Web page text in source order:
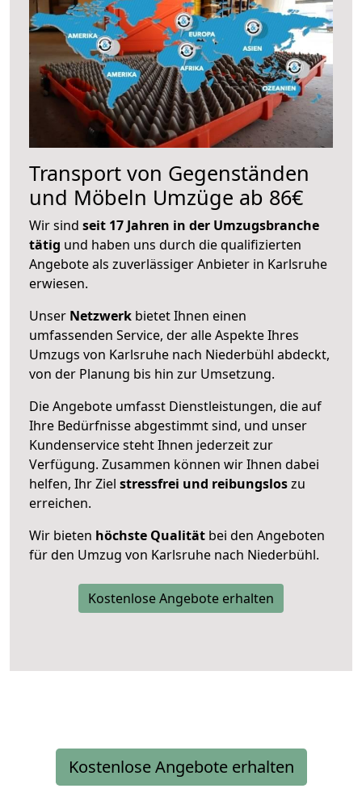
Transport von Gegenständen
und Möbeln Umzüge ab 86€
Wir sind seit 17 Jahren in der Umzugsbranche
tätig und haben uns durch die qualifizierten
Angebote als zuverlässiger Anbieter in Karlsruhe
erwiesen.
Unser Netzwerk bietet Ihnen einen
umfassenden Service, der alle Aspekte Ihres
Umzugs von Karlsruhe nach Niederbühl abdeckt,
von der Planung bis hin zur Umsetzung.
Die Angebote umfasst Dienstleistungen, die auf
Ihre Bedürfnisse abgestimmt sind, und unser
Kundenservice steht Ihnen jederzeit zur
Verfügung. Zusammen können wir Ihnen dabei
helfen, Ihr Ziel stressfrei und reibungsloszu
erreichen.
Wir bieten höchste Qualität bei den Angeboten
für den Umzug von Karlsruhe nach Niederbühl.
Kostenlose Angebote erhalten
Kostenlose Angebote erhalten